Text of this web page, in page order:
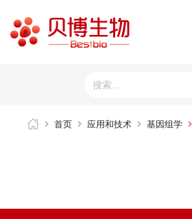
首页 应用和技术 基因组学